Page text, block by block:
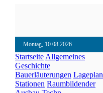
Montag, 10.08.2026
Startseite Allgemeines
Geschichte
Bauerläuterungen Lageplan
Stationen Raumbildender